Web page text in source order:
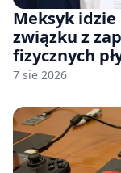
Meksyk idzie
związku z
fizycznych
7 sie 2026